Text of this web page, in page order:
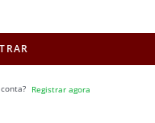
Registrar agora